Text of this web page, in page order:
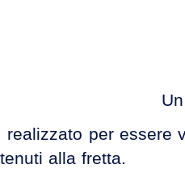
per
alla fretta.